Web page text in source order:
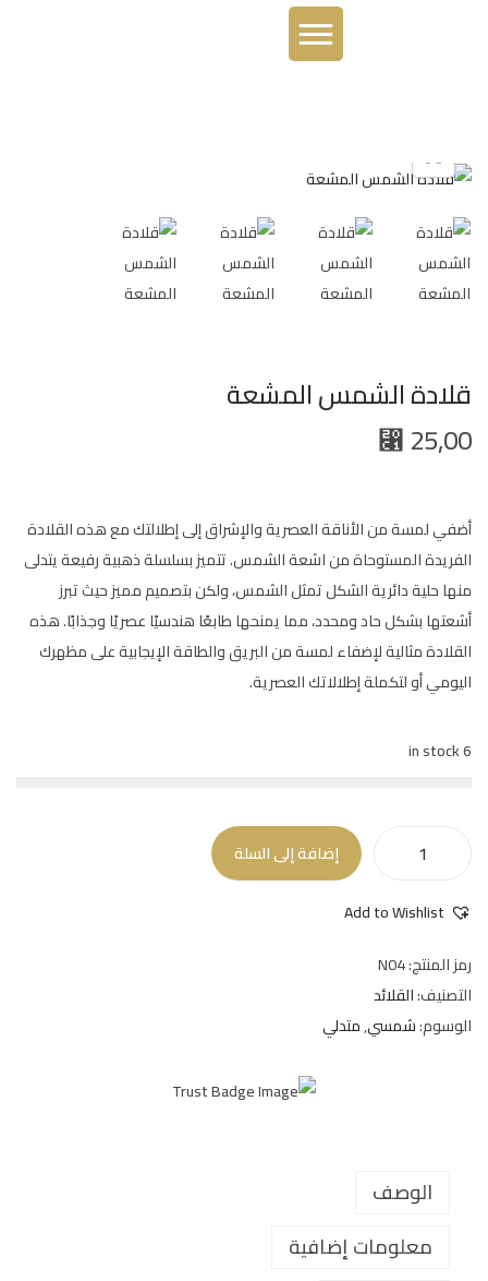
قلادة الشمس المشعة
⃁ 25,00
أضفي لمسة من الأناقة العصرية والإشراق إلى إطلالتك مع هذه القلادة
الفريدة المستوحاة من اشعة الشمس. تتميز بسلسلة ذهبية رفيعة يتدلى
منها حلية دائرية الشكل تمثل الشمس، ولكن بتصميم مميز حيث تبرز
أشعتها بشكل حاد ومحدد، مما يمنحها طابعًا هندسيًا عصريًا وجذابًا. هذه
القلادة مثالية لإضفاء لمسة من البريق والطاقة الإيجابية على مظهرك
اليومي أو لتكملة إطلالاتك العصرية.
6 in stock
إضافة إلى السلة
Add to Wishlist
رمز المنتج:N04
التصنيف:القلائد
الوسوم:شمسي,متدلي
الوصف
معلومات إضافية